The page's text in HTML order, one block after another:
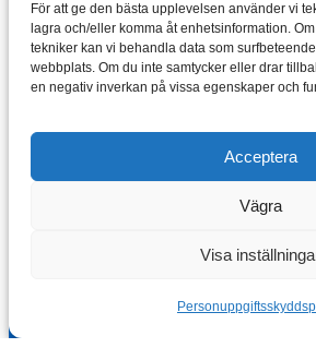
För att ge den bästa upplevelsen använder vi
lagra och/eller komma åt enhetsinformation.
tekniker kan vi behandla data som
webbplats. Om du inte samtycker eller drar
en negativ inverkan på vissa egenskaper och
Acceptera
Vägra
Visa
Lagra
Copyright © 2026 Elmotorer-vybo.se |